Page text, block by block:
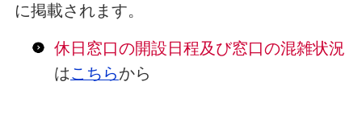
に掲載されます。
休日窓口の開設日程及び窓口の混雑状況
はこちらから